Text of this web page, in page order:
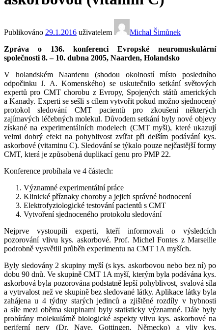
Publikováno 29.1.2016 uživatelem
Michal Šimůnek
Zpráva o 136. konferenci Evropské neuromuskulární
společnosti 8. – 10. dubna 2005, Naarden, Holandsko
V holandském Naardenu (shodou okolností místo posledního
odpočinku J. A. Komenského) se uskutečnilo setkání světových
expertů pro CMT chorobu z Evropy, Spojených států amerických
a Kanady. Experti se sešli s cílem vytvořit pokud možno sjednocený
protokol sledování CMT pacientů pro zkoušení některých
zajímavých léčebných molekul. Důvodem setkání byly nové objevy
získané na experimentálních modelech (CMT myši), které ukazují
velmi dobrý efekt na pohyblivost zvířat při delším podávání kys.
askorbové (vitaminu C). Sledování se týkalo pouze nejčastější formy
CMT, která je způsobená duplikací genu pro PMP 22.
Konference probíhala ve 4 částech:
Významné experimentální práce
Klinické příznaky choroby a jejich správné hodnocení
Elektrofyziologické testování pacientů s CMT
Vytvoření sjednoceného protokolu sledování
Nejprve vystoupili experti, kteří informovali o výsledcích
pozorování vlivu kys. askorbové. Prof. Michel Fontes z Marseille
podrobně vysvětlil průběh experimentu na CMT 1A myších.
Byly sledovány 2 skupiny myší (s kys. askorbovou nebo bez ní) po
dobu 90 dnů. Ve skupině CMT 1A myší, kterým byla podávána kys.
askorbová byla pozorována podstatně lepší pohyblivost, svalová síla
a vytrvalost než ve skupině bez sledované látky. Aplikace látky byla
zahájena u 4 týdny starých jedinců a zjištěné rozdíly v hybnosti
a síle mezi oběma skupinami byly statisticky významné. Dále byly
probírány molekulárně biologické aspekty vlivu kys. askorbové na
periferní nerv (Dr. Nave, Gottingen, Německo) a vliv kys.